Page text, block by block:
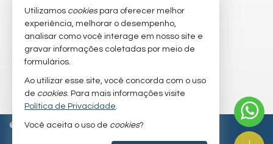
receba nosso newsletter
cadastre seu imóvel
imóveis favoritos
mapa de imóveis
© 2026 CRECI/SC 6.830-J Política de Privacidade
Utilizamos cookiespara oferecer melhor
experiência, melhorar o desempenho,
analisar como você interage em nosso site e
gravar informações coletadas por meio de
formulários.
Ao utilizar esse site, você concorda com o uso
de cookies. Para mais informações visite
Política de Privacidade.
Você aceita o uso de cookies?